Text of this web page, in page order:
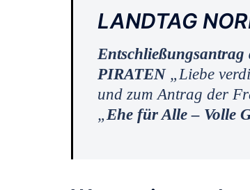
LANDTAG
PIRATEN„Liebe
und zum Antrag der
„Ehe für Alle – Volle